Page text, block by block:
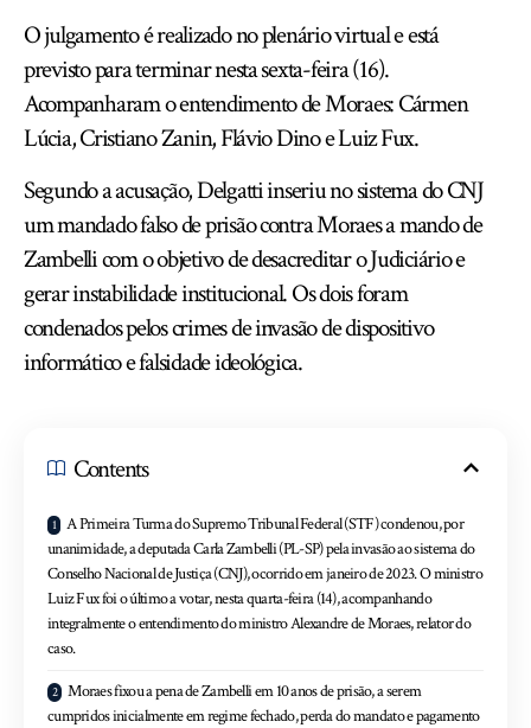
O julgamento é realizado no plenário virtual e está
previsto para terminar nesta sexta-feira (16).
Acompanharam o entendimento de Moraes: Cármen
Lúcia, Cristiano Zanin, Flávio Dino e Luiz Fux.
Segundo a acusação, Delgatti inseriu no sistema do CNJ
um mandado falso de prisão contra Moraes a mando de
Zambelli com o objetivo de desacreditar o Judiciário e
gerar instabilidade institucional. Os dois foram
condenados pelos crimes de invasão de dispositivo
informático e falsidade ideológica.
Contents
A Primeira Turma do Supremo Tribunal Federal (STF) condenou, por
unanimidade, a deputada Carla Zambelli (PL-SP) pela invasão ao sistema do
Conselho Nacional de Justiça (CNJ), ocorrido em janeiro de 2023. O ministro
Luiz Fux foi o último a votar, nesta quarta-feira (14), acompanhando
integralmente o entendimento do ministro Alexandre de Moraes, relator do
caso.
Moraes fixou a pena de Zambelli em 10 anos de prisão, a serem
cumpridos inicialmente em regime fechado, perda do mandato e pagamento